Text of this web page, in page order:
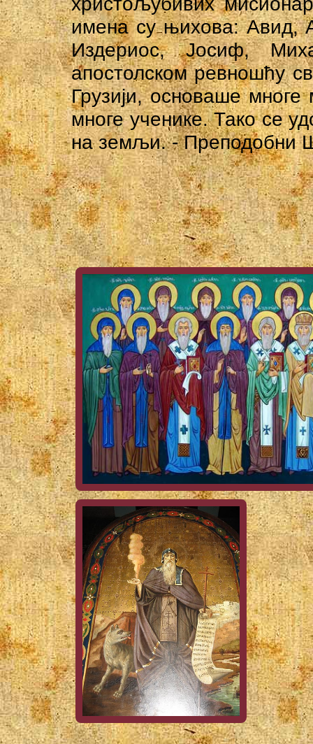
имена су њихова: Авид,
Издериос, Јосиф,
апостолском ревношћу
Грузији, основаше
многе ученике. Тако се
на земљи. - Преподобни